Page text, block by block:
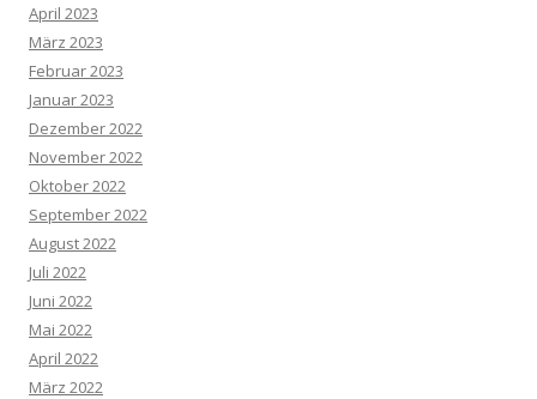
April 2023
März 2023
Februar 2023
Januar 2023
Dezember 2022
November 2022
Oktober 2022
September 2022
August 2022
Juli 2022
Juni 2022
Mai 2022
April 2022
März 2022